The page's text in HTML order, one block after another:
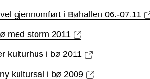
gjennomført i Bøhallen 06.-07.11
med storm 2011
kulturhus i bø 2011
kultursal i bø 2009